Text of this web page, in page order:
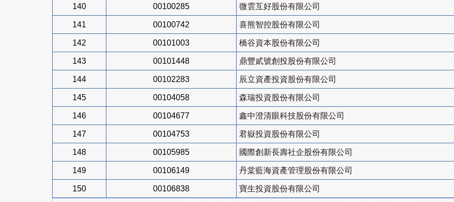
140 00100285 微雲互好股份有限公司
141 00100742 喜熊智控股份有限公司
142 00101003 橋谷資本股份有限公司
143 00101448 鼎豐貳號創投股份有限公司
144 00102283 辰立資產投資股份有限公司
145 00104058 森瑞投資股份有限公司
146 00104677 鑫中澄清眼科技股份有限公司
147 00104753 君嶽投資股份有限公司
148 00105985 國際創新長壽社企股份有限公司
149 00106149 丹棠藍海資產管理股份有限公司
150 00106838 寶生投資股份有限公司